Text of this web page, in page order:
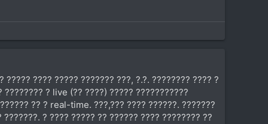
???? ????? ??????? ???, ?.?. ???????? ???? ?
? live (?? ????) ????? ???????????
?? ? real-time. ???,??? ???? ??????. ???????
? ???? ????? ?? ?????? ???? ???????? ??